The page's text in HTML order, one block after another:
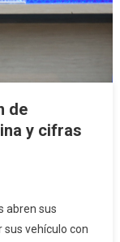
de
y cifras
abren sus
vehículo con